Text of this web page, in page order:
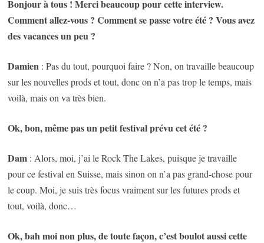
Bonjour à tous ! Merci beaucoup pour cette interview.
Comment allez-vous ? Comment se passe votre été ? Vous avez
des vacances un peu ?
Damien : Pas du tout, pourquoi faire ? Non, on travaille beaucoup
sur les nouvelles prods et tout, donc on n’a pas trop le temps, mais
voilà, mais on va très bien.
Ok, bon, même pas un petit festival prévu cet été ?
Dam : Alors, moi, j’ai le Rock The Lakes, puisque je travaille
pour ce festival en Suisse, mais sinon on n’a pas grand-chose pour
le coup. Moi, je suis très focus vraiment sur les futures prods et
tout, voilà, donc…
Ok, bah moi non plus, de toute façon, c’est boulot aussi cette